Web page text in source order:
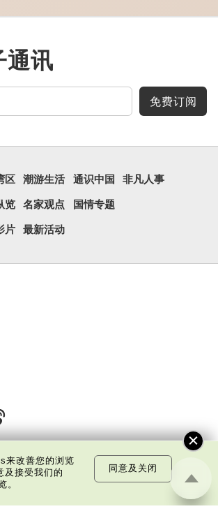
算摄影功
这个字，
由8位提
通讯
免费订阅
区 潮游生活 通识中国 非凡人事
览 名家观点 国情专题
片 最新活动
示 私隐政策声明 免责声明
来改善您的浏览
及接受我们的
。
同意及关闭